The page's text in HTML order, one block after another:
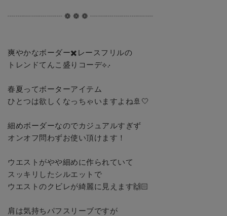
┈┈┈┈┈┈┈ ❁ ❁ ❁ ┈┈┈┈┈┈┈┈
爽やかなボーダー✖️レースフリルの
トレンドてんこ盛りコーデ⟡.·
春夏ってボーターアイテム
ひとつは欲しくなっちゃいますよね🚢🤍
細めボーダーなのでカジュアルすぎず
オンオフ問わずお使い頂けます！
ウエストがやや細めに作られていて
スッキリしたシルエットで
ウエストのクビレが綺麗に見えます🙌🏻
肩は気持ちパフスリーブですが